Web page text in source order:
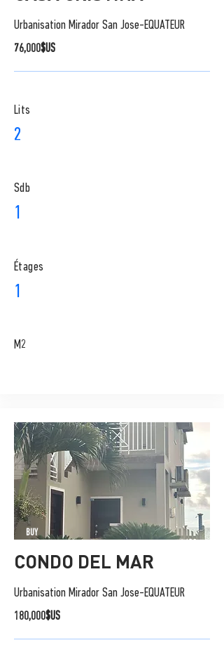
Urbanisation Mirador San Jose-EQUATEUR
76,000$US
Lits
2
Sdb
1
​Étages
1
M2
BUY
CONDO DEL MAR
Urbanisation Mirador San Jose-EQUATEUR
180,000$US